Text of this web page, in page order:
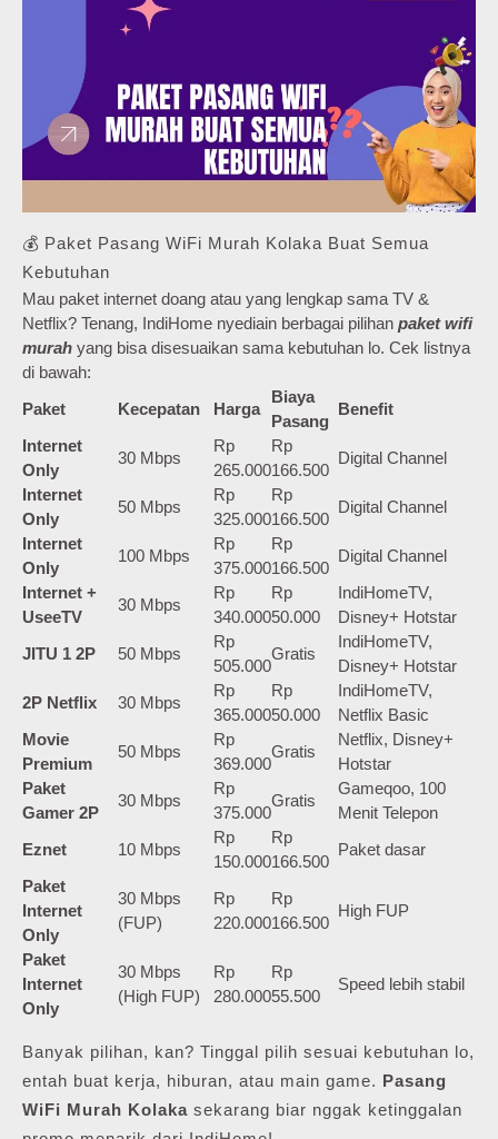
💰 Paket Pasang WiFi Murah Kolaka Buat Semua
Kebutuhan
Mau paket internet doang atau yang lengkap sama TV &
Netflix? Tenang, IndiHome nyediain berbagai pilihan paket wifi
murah yang bisa disesuaikan sama kebutuhan lo. Cek listnya
di bawah:
Paket
Kecepatan Harga
Biaya
Pasang
Benefit
Internet
Only
30 Mbps
Rp
265.000
Rp
166.500
Digital Channel
Internet
Only
50 Mbps
Rp
325.000
Rp
166.500
Digital Channel
Internet
Only
100 Mbps
Rp
375.000
Rp
166.500
Digital Channel
Internet +
UseeTV
30 Mbps
Rp
340.000
Rp
50.000
IndiHomeTV,
Disney+ Hotstar
JITU 1 2P
50 Mbps
Rp
505.000
Gratis
IndiHomeTV,
Disney+ Hotstar
2P Netflix
30 Mbps
Rp
365.000
Rp
50.000
IndiHomeTV,
Netflix Basic
Movie
Premium
50 Mbps
Rp
369.000
Gratis
Netflix, Disney+
Hotstar
Paket
Gamer 2P
30 Mbps
Rp
375.000
Gratis
Gameqoo, 100
Menit Telepon
Eznet
10 Mbps
Rp
150.000
Rp
166.500
Paket dasar
Paket
Internet
Only
30 Mbps
(FUP)
Rp
220.000
Rp
166.500
High FUP
Paket
Internet
Only
30 Mbps
(High FUP)
Rp
280.000
Rp
55.500
Speed lebih stabil
Banyak pilihan, kan? Tinggal pilih sesuai kebutuhan lo,
entah buat kerja, hiburan, atau main game. Pasang
WiFi Murah Kolaka sekarang biar nggak ketinggalan